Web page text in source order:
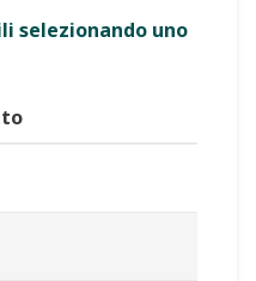
selezionando uno